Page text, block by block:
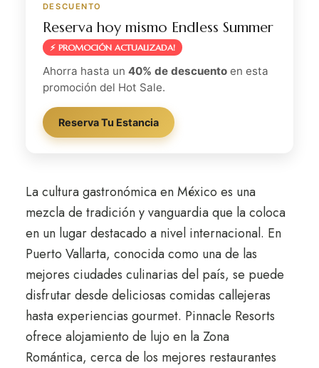
DESCUENTO
Reserva hoy mismo Endless Summer
⚡ PROMOCIÓN ACTUALIZADA!
Ahorra hasta un 40% de descuentoen esta
promoción del Hot Sale.
Reserva Tu Estancia
La cultura gastronómica en México es una
mezcla de tradición y vanguardia que la coloca
en un lugar destacado a nivel internacional. En
Puerto Vallarta, conocida como una de las
mejores ciudades culinarias del país, se puede
disfrutar desde deliciosas comidas callejeras
hasta experiencias gourmet. Pinnacle Resorts
ofrece alojamiento de lujo en la Zona
Romántica, cerca de los mejores restaurantes